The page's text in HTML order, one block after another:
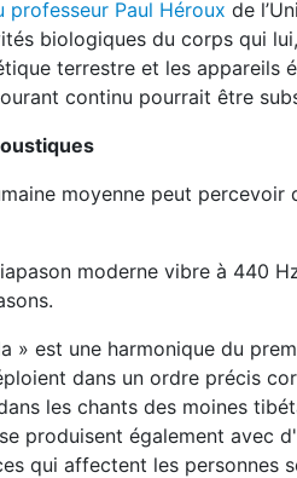
professeur Paul Héroux de
biologiques du corps qui
terrestre et les appareils
continu pourrait être
moyenne peut
moderne vibre à 440
» est une harmonique du
dans un ordre précis
les chants des moines
produisent également avec
qui affectent les personnes